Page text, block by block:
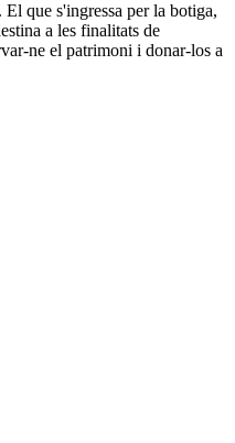
que s'ingressa per la botiga,
a les finalitats de
ne el patrimoni i donar-los a